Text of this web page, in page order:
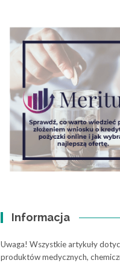
Informacja
Uwaga! Wszystkie artykuły
produktów medycznych,